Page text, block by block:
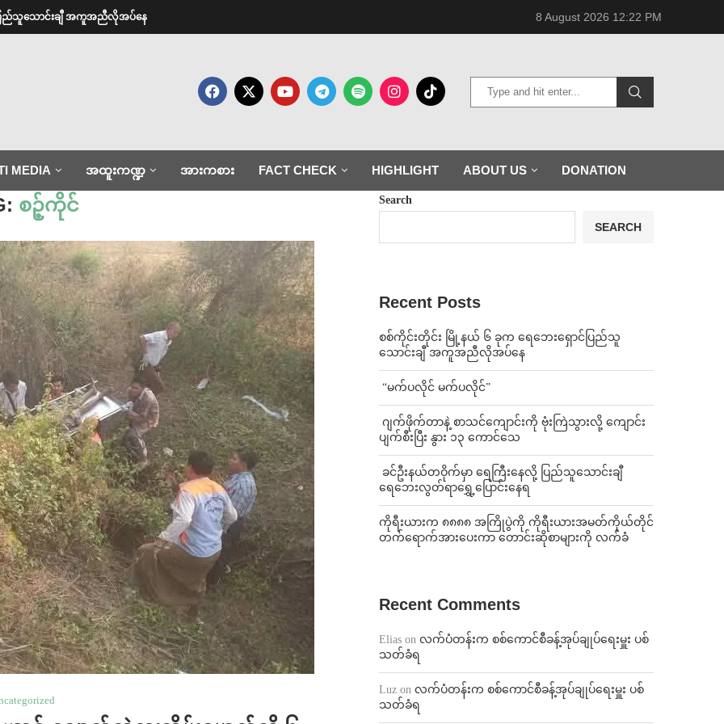
ြည်သူသောင်းချီ အကူအညီလိုအပ်နေ 8 August 2026 12:22 PM
MEDIA အထူးကဏ္ဍ အားကစား FACT CHECK HIGHLIGHT ABOUT US DONATION
စဉ့်ကိုင် Search
SEARCH
Recent Posts
စစ်ကိုင်းတိုင်း မြို့နယ် ၆ ခုက ရေဘေးရှောင်ပြည်သူ
သောင်းချီ အကူအညီလိုအပ်နေ
⁨ ⁨“မက်ပလိုင် မက်ပလိုင်”
⁨⁩ ⁨ဂျက်ဖိုက်တာနဲ့ စာသင်ကျောင်းကို ဗုံးကြဲသွားလို့ ကျောင်း
ပျက်စီးပြီး နွား ၁၃ ကောင်သေ
⁩ ⁨ခင်ဦးနယ်တဝိုက်မှာ ရေကြီးနေလို့ ပြည်သူသောင်းချီ
ရေဘေးလွတ်ရာရွှေ့ပြောင်းနေရ
ကိုရီးယားက ၈၈၈၈ အကြိုပွဲကို ကိုရီးယားအမတ်ကိုယ်တိုင်
တက်ရောက်အားပေးကာ တောင်းဆိုစာများကို လက်ခံ
Recent Comments
Elias on လက်ပံတန်းက စစ်ကောင်စီခန့်အုပ်ချုပ်ရေးမှူး ပစ်
သတ်ခံရ
Luz on လက်ပံတန်းက စစ်ကောင်စီခန့်အုပ်ချုပ်ရေးမှူး ပစ်
သတ်ခံရ